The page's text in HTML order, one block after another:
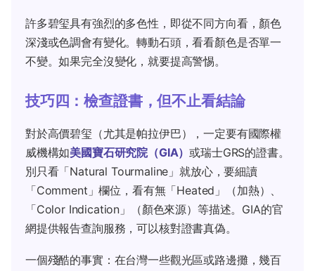
許多碧玺具有強烈的多色性，即從不同方向看，顏色
深淺或色調會有變化。轉動石頭，看看顏色是否單一
不變。如果完全沒變化，就要提高警惕。
技巧四：檢查證書，但不止看結論
對於高價碧玺（尤其是帕拉伊巴），一定要有國際權
威機構如美國寶石研究院（GIA）或瑞士GRS的證書。
別只看「Natural Tourmaline」就放心，要細讀
「Comment」欄位，看有無「Heated」（加熱）、
「Color Indication」（顏色來源）等描述。GIA的官
網提供報告查詢服務，可以核對證書真偽。
一個殘酷的事實：在台灣一些觀光區或路邊攤，幾百